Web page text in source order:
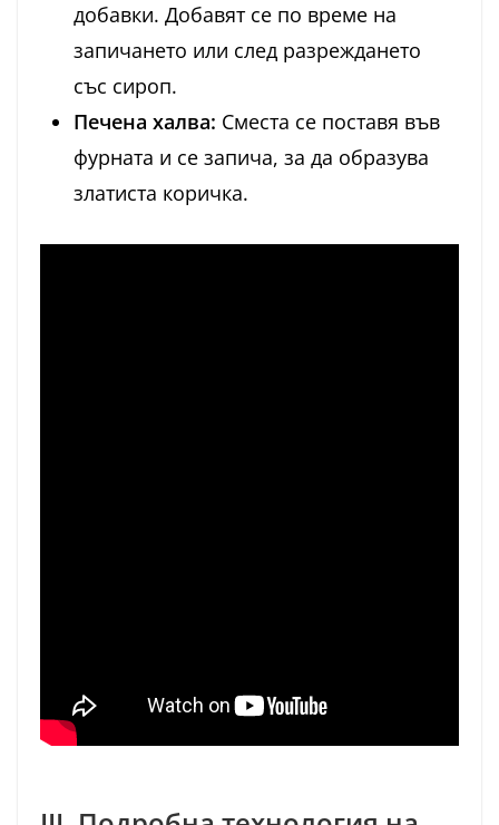
добавки. Добавят се по време на
запичането или след разреждането
със сироп.
Печена халва: Сместа се поставя във
фурната и се запича, за да образува
златиста коричка.